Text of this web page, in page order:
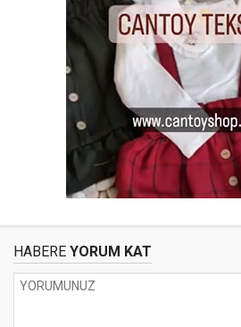
HABERE YORUM KAT